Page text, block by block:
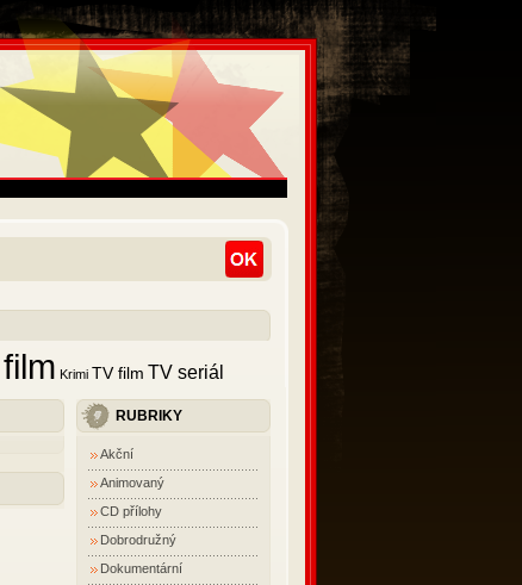
film Krimi TV film TV seriál
RUBRIKY
Akční
Animovaný
CD přílohy
Dobrodružný
Dokumentární